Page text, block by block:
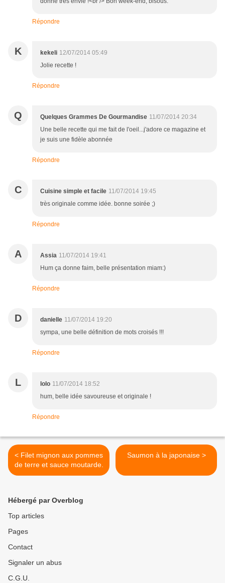
Répondre
K kekeli 12/07/2014 05:49
Jolie recette !
Répondre
Q Quelques Grammes De Gourmandise 11/07/2014 20:34
Une belle recette qui me fait de l'oeil...j'adore ce magazine et
je suis une fidèle abonnée
Répondre
C Cuisine simple et facile 11/07/2014 19:45
très originale comme idée. bonne soirée ;)
Répondre
A Assia 11/07/2014 19:41
Hum ça donne faim, belle présentation miam:)
Répondre
D danielle 11/07/2014 19:20
sympa, une belle définition de mots croisés !!!
Répondre
L lolo 11/07/2014 18:52
hum, belle idée savoureuse et originale !
Répondre
< Filet mignon aux pommes
de terre et sauce moutarde.
Saumon à la japonaise >
Hébergé par Overblog
Top articles
Pages
Contact
Signaler un abus
C.G.U.